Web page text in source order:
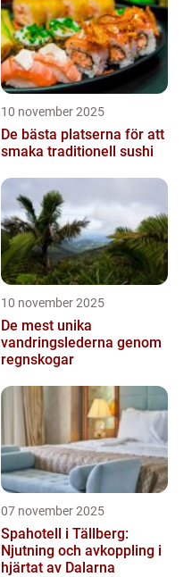
10 november 2025
De bästa platserna för att
smaka traditionell sushi
10 november 2025
De mest unika
vandringslederna genom
regnskogar
07 november 2025
Spahotell i Tällberg:
Njutning och avkoppling i
hjärtat av Dalarna